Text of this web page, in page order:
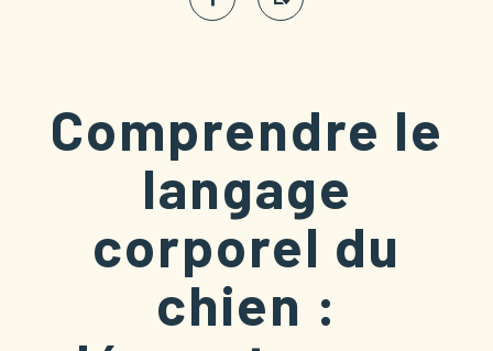
Comprendre le
langage
corporel du
chien :